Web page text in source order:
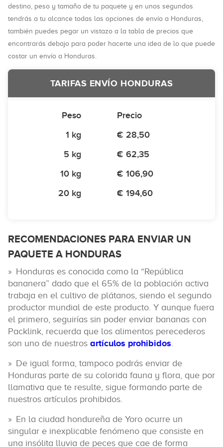
destino, peso y tamaño de tu paquete y en unos segundos
tendrás a tu alcance todas las opciones de envío a Honduras,
también puedes pegar un vistazo a la tabla de precios que
encontrarás debajo para poder hacerte una idea de lo que puede
costar un envío a Honduras.
TARIFAS ENVÍO HONDURAS
Peso
Precio
1 kg
€ 28,50
5 kg
€ 62,35
10 kg
€ 106,90
20 kg
€ 194,60
RECOMENDACIONES PARA ENVIAR UN
PAQUETE A HONDURAS
Honduras es conocida como la “República
bananera” dado que el 65% de la población activa
trabaja en el cultivo de plátanos, siendo el segundo
productor mundial de este producto. Y aunque fuera
el primero, seguirías sin poder enviar bananas con
Packlink, recuerda que los alimentos perecederos
son uno de nuestros artículos prohibidos.
De igual forma, tampoco podrás enviar de
Honduras parte de su colorida fauna y flora, que por
llamativa que te resulte, sigue formando parte de
nuestros artículos prohibidos.
En la ciudad hondureña de Yoro ocurre un
singular e inexplicable fenómeno que consiste en
una insólita lluvia de peces que cae de forma